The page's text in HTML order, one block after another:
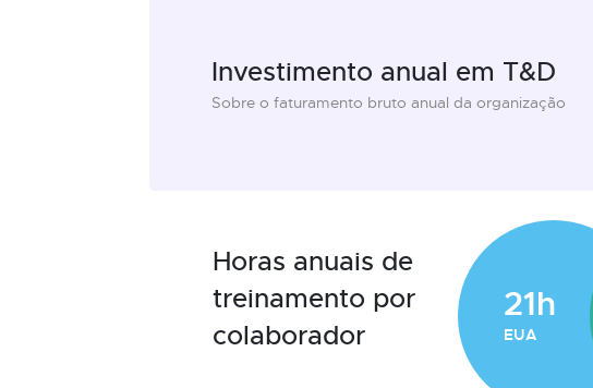
Investimento anual em T&D
Sobre o faturamento bruto anual da organização
Horas anuais de
treinamento por
colaborador
21h
EUA